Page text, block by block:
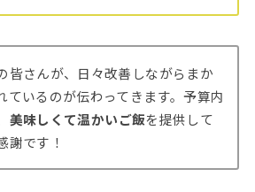
皆さんが、日々改善しながらまか
ているのが伝わってきます。予算内
美味しくて温かいご飯を提供して
謝です！